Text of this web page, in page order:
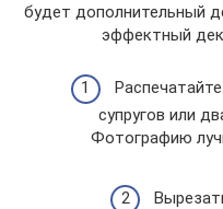
будет дополнительный
эффектный
супругов или
Фотографию